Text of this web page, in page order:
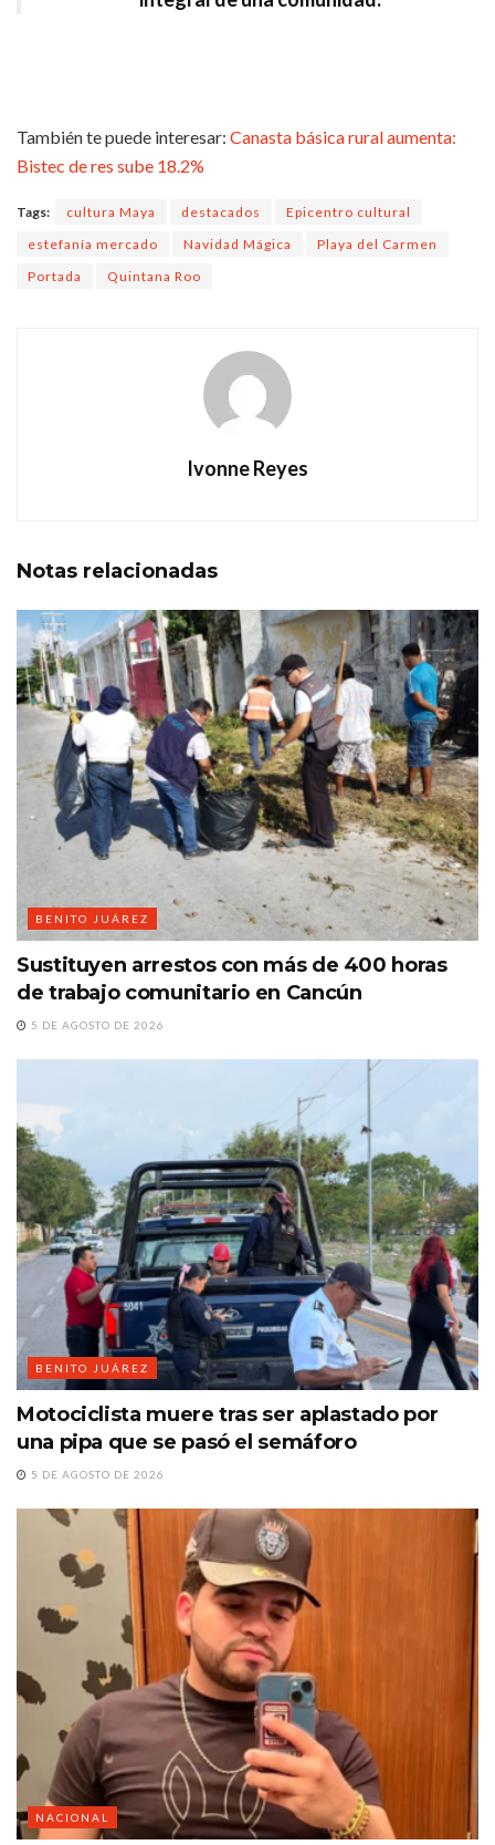
También te puede interesar: Canasta básica rural aumenta:
Bistec de res sube 18.2%
Tags: cultura Maya destacados
Epicentro cultural
estefanía mercado
Navidad Mágica
Playa del Carmen
Portada
Quintana Roo
Ivonne Reyes
Notas relacionadas
BENITO JUÁREZ
Sustituyen arrestos con más de 400 horas
de trabajo comunitario en Cancún
5 DE AGOSTO DE 2026
BENITO JUÁREZ
Motociclista muere tras ser aplastado por
una pipa que se pasó el semáforo
5 DE AGOSTO DE 2026
NACIONAL